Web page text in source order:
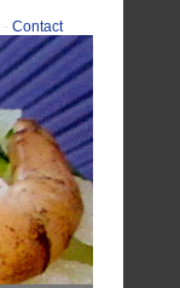
- Contact